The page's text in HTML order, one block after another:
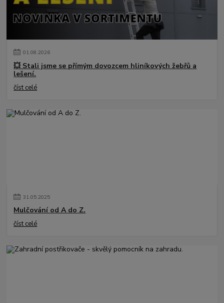
01.08.2026
💥 Stali jsme se přímým dovozcem hliníkových žebřů a
lešení.
číst celé
31.05.2025
Mulčování od A do Z.
číst celé